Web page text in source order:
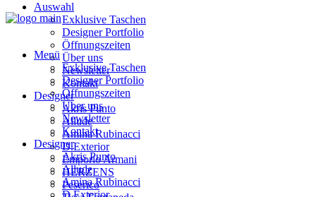
Auswahl
Exklusive Taschen
Designer Portfolio
Öffnungszeiten
Über uns
Newsletter
Kontakt
Designer
Akris Punto
Allude
Amina Rubinacci
D.Exterior
Emporio Armani
HERZENS
Peserico
Menü
Exklusive Taschen
Designer Portfolio
Öffnungszeiten
Über uns
Newsletter
Kontakt
Designer
Akris Punto
Allude
Amina Rubinacci
D.Exterior